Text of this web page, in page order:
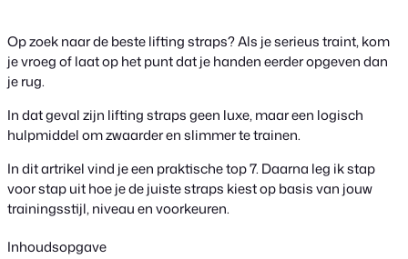
Op zoek naar de beste lifting straps? Als je serieus traint, kom
je vroeg of laat op het punt dat je handen eerder opgeven dan
je rug.
In dat geval zijn lifting straps geen luxe, maar een logisch
hulpmiddel om zwaarder en slimmer te trainen.
In dit artrikel vind je een praktische top 7. Daarna leg ik stap
voor stap uit hoe je de juiste straps kiest op basis van jouw
trainingsstijl, niveau en voorkeuren.
Inhoudsopgave